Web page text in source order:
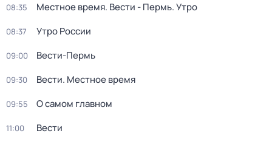
08:35 Местное время. Вести - Пермь. Утро
08:37 Утро России
09:00 Вести-Пермь
09:30 Вести. Местное время
09:55 О самом главном
11:00 Вести